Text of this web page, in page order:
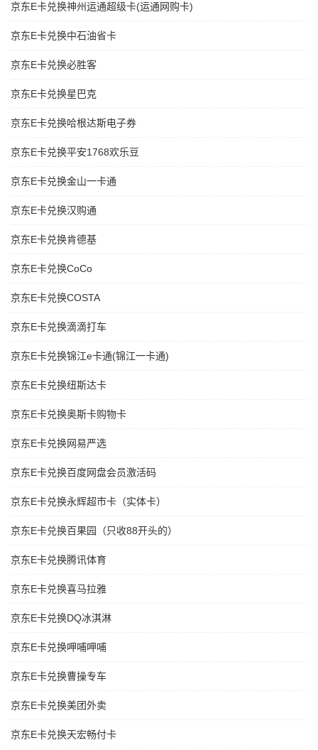
京东E卡兑换神州运通超级卡(运通网购卡)
京东E卡兑换中石油省卡
京东E卡兑换必胜客
京东E卡兑换星巴克
京东E卡兑换哈根达斯电子券
京东E卡兑换平安1768欢乐豆
京东E卡兑换金山一卡通
京东E卡兑换汉购通
京东E卡兑换肯德基
京东E卡兑换CoCo
京东E卡兑换COSTA
京东E卡兑换滴滴打车
京东E卡兑换锦江e卡通(锦江一卡通)
京东E卡兑换纽斯达卡
京东E卡兑换奥斯卡购物卡
京东E卡兑换网易严选
京东E卡兑换百度网盘会员激活码
京东E卡兑换永辉超市卡（实体卡）
京东E卡兑换百果园（只收88开头的）
京东E卡兑换腾讯体育
京东E卡兑换喜马拉雅
京东E卡兑换DQ冰淇淋
京东E卡兑换呷哺呷哺
京东E卡兑换曹操专车
京东E卡兑换美团外卖
京东E卡兑换天宏畅付卡